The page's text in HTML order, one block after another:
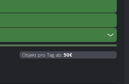
Objekt pro Tag ab: 50€